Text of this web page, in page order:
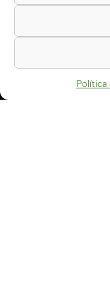
Política
Passeig de la
08500 Vic